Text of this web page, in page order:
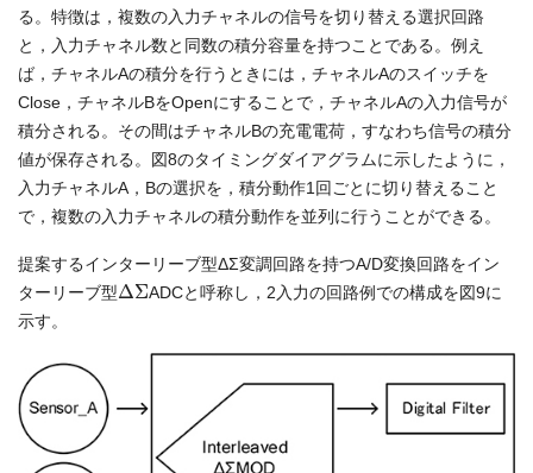
る。特徴は，複数の入力チャネルの信号を切り替える選択回路
と，入力チャネル数と同数の積分容量を持つことである。例え
ば，チャネルAの積分を行うときには，チャネルAのスイッチを
Close，チャネルBをOpenにすることで，チャネルAの入力信号が
積分される。その間はチャネルBの充電電荷，すなわち信号の積分
値が保存される。図8のタイミングダイアグラムに示したように，
入力チャネルA，Bの選択を，積分動作1回ごとに切り替えること
で，複数の入力チャネルの積分動作を並列に行うことができる。
提案するインターリーブ型ΔΣ変調回路を持つA/D変換回路をイン
ターリーブ型 Δ ΣADCと呼称し，2入力の回路例での構成を図9に
示す。